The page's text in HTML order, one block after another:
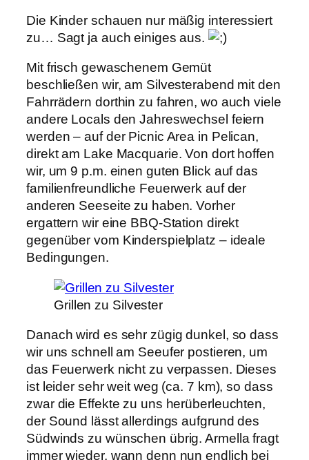
Die Kinder schauen nur mäßig interessiert
zu… Sagt ja auch einiges aus.
Mit frisch gewaschenem Gemüt
beschließen wir, am Silvesterabend mit den
Fahrrädern dorthin zu fahren, wo auch viele
andere Locals den Jahreswechsel feiern
werden – auf der Picnic Area in Pelican,
direkt am Lake Macquarie. Von dort hoffen
wir, um 9 p.m. einen guten Blick auf das
familienfreundliche Feuerwerk auf der
anderen Seeseite zu haben. Vorher
ergattern wir eine BBQ-Station direkt
gegenüber vom Kinderspielplatz – ideale
Bedingungen.
Grillen zu Silvester
Danach wird es sehr zügig dunkel, so dass
wir uns schnell am Seeufer postieren, um
das Feuerwerk nicht zu verpassen. Dieses
ist leider sehr weit weg (ca. 7 km), so dass
zwar die Effekte zu uns herüberleuchten,
der Sound lässt allerdings aufgrund des
Südwinds zu wünschen übrig. Armella fragt
immer wieder, wann denn nun endlich bei